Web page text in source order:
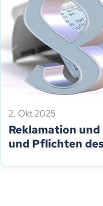
2. Okt 2025
Reklamation
und Pflichten